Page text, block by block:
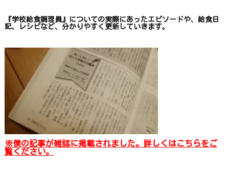
『学校給食調理員』についての実際にあったエピソードや、 給食日
記、レシピなど、 分かりやすく更新していきます。
※僕の記事が雑誌に掲載されました。詳しくはこちらをご
覧ください。